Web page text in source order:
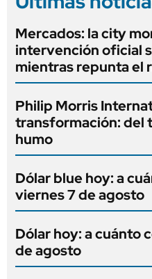
Mercados: la city
intervención oficial
mientras repunta el
Philip Morris
transformación: del
humo
Dólar blue hoy: a
viernes 7 de agosto
Dólar hoy: a cuánto
de agosto